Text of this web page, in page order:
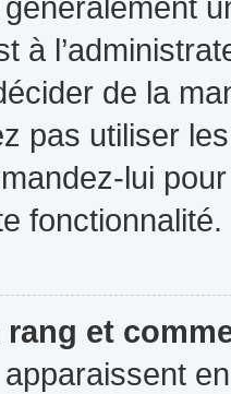
à
de la
pas utiliser
lui
fonctionnalité.
rang et